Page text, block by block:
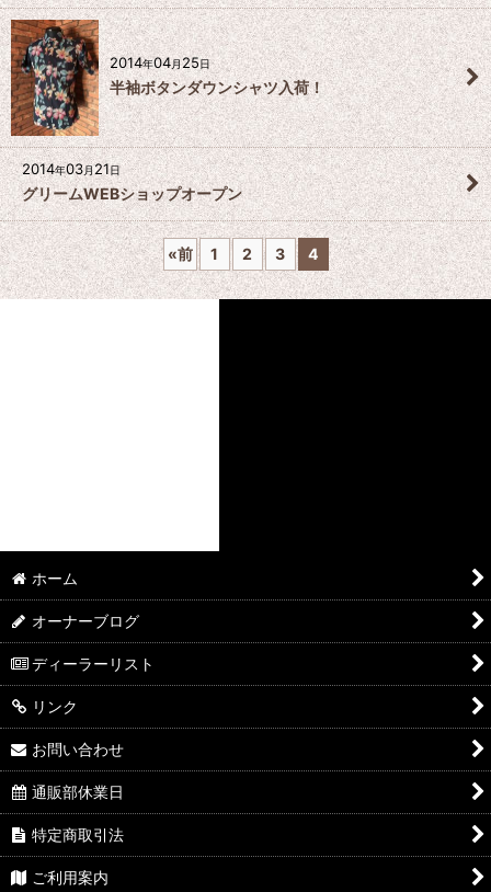
2014年04月25日
半袖ボタンダウンシャツ入荷！
2014年03月21日
グリームWEBショップオープン
«前 1 2 3 4
ホーム
オーナーブログ
ディーラーリスト
リンク
お問い合わせ
通販部休業日
特定商取引法
ご利用案内